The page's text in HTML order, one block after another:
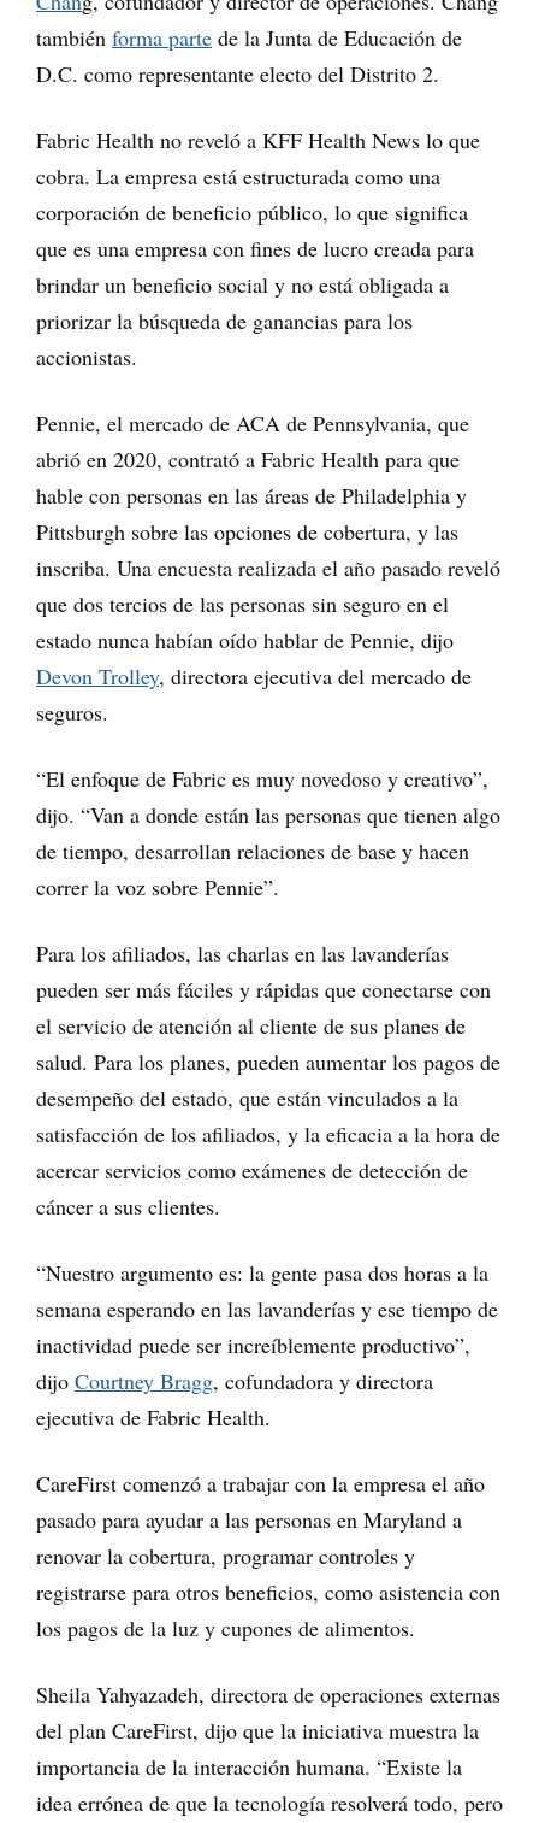
también forma parte de la Junta de Educación de
D.C. como representante electo del Distrito 2.
Fabric Health no reveló a KFF Health News lo que
cobra. La empresa está estructurada como una
corporación de beneficio público, lo que significa
que es una empresa con fines de lucro creada para
brindar un beneficio social y no está obligada a
priorizar la búsqueda de ganancias para los
accionistas.
Pennie, el mercado de ACA de Pennsylvania, que
abrió en 2020, contrató a Fabric Health para que
hable con personas en las áreas de Philadelphia y
Pittsburgh sobre las opciones de cobertura, y las
inscriba. Una encuesta realizada el año pasado reveló
que dos tercios de las personas sin seguro en el
estado nunca habían oído hablar de Pennie, dijo
Devon Trolley, directora ejecutiva del mercado de
seguros.
“El enfoque de Fabric es muy novedoso y creativo”,
dijo. “Van a donde están las personas que tienen algo
de tiempo, desarrollan relaciones de base y hacen
correr la voz sobre Pennie”.
Para los afiliados, las charlas en las lavanderías
pueden ser más fáciles y rápidas que conectarse con
el servicio de atención al cliente de sus planes de
salud. Para los planes, pueden aumentar los pagos de
desempeño del estado, que están vinculados a la
satisfacción de los afiliados, y la eficacia a la hora de
acercar servicios como exámenes de detección de
cáncer a sus clientes.
“Nuestro argumento es: la gente pasa dos horas a la
semana esperando en las lavanderías y ese tiempo de
inactividad puede ser increíblemente productivo”,
dijo Courtney Bragg, cofundadora y directora
ejecutiva de Fabric Health.
CareFirst comenzó a trabajar con la empresa el año
pasado para ayudar a las personas en Maryland a
renovar la cobertura, programar controles y
registrarse para otros beneficios, como asistencia con
los pagos de la luz y cupones de alimentos.
Sheila Yahyazadeh, directora de operaciones externas
del plan CareFirst, dijo que la iniciativa muestra la
importancia de la interacción humana. “Existe la
idea errónea de que la tecnología resolverá todo, pero